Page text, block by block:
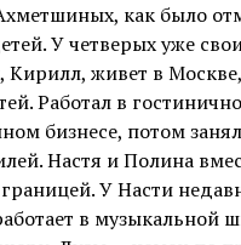
как было
У четверых уже
Кирилл, живет в
Работал в
бизнесе, потом
Настя и Полина
У Насти
в музыкальной